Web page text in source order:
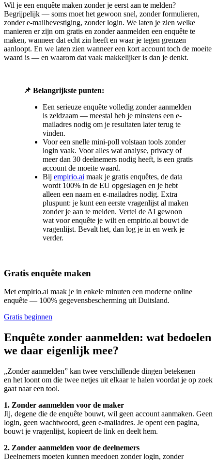
Wil je een enquête maken zonder je eerst aan te melden?
Begrijpelijk — soms moet het gewoon snel, zonder formulieren,
zonder e-mailbevestiging, zonder login. We laten je zien welke
manieren er zijn om gratis en zonder aanmelden een enquête te
maken, wanneer dat echt zin heeft en waar je tegen grenzen
aanloopt. En we laten zien wanneer een kort account toch de moeite
waard is — en waarom dat vaak makkelijker is dan je denkt.
📌 Belangrijkste punten:
Een serieuze enquête volledig zonder aanmelden
is zeldzaam — meestal heb je minstens een e-
mailadres nodig om je resultaten later terug te
vinden.
Voor een snelle mini-poll volstaan tools zonder
login vaak. Voor alles wat analyse, privacy of
meer dan 30 deelnemers nodig heeft, is een gratis
account de moeite waard.
Bij empirio.ai maak je gratis enquêtes, de data
wordt 100% in de EU opgeslagen en je hebt
alleen een naam en e-mailadres nodig. Extra
pluspunt: je kunt een eerste vragenlijst al maken
zonder je aan te melden. Vertel de AI gewoon
wat voor enquête je wilt en empirio.ai bouwt de
vragenlijst. Bevalt het, dan log je in en werk je
verder.
Gratis enquête maken
Met empirio.ai maak je in enkele minuten een moderne online
enquête — 100% gegevensbescherming uit Duitsland.
Gratis beginnen
Enquête zonder aanmelden: wat bedoelen
we daar eigenlijk mee?
„Zonder aanmelden” kan twee verschillende dingen betekenen —
en het loont om die twee netjes uit elkaar te halen voordat je op zoek
gaat naar een tool.
1. Zonder aanmelden voor de maker
Jij, degene die de enquête bouwt, wil geen account aanmaken. Geen
login, geen wachtwoord, geen e-mailadres. Je opent een pagina,
bouwt je vragenlijst, kopieert de link en deelt hem.
2. Zonder aanmelden voor de deelnemers
Deelnemers moeten kunnen meedoen zonder login, zonder